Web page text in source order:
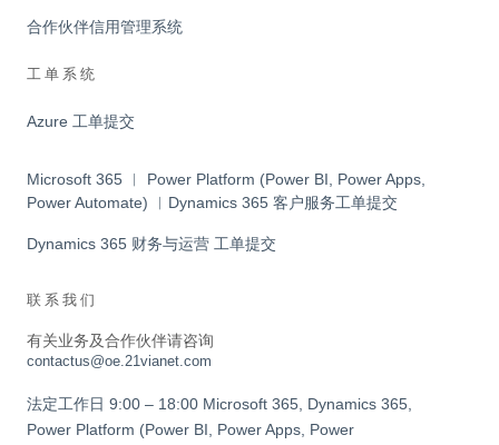
合作伙伴信用管理系统
工单系统
Azure 工单提交
Microsoft 365 ︱ Power Platform (Power BI, Power Apps,
Power Automate) ︱Dynamics 365 客户服务工单提交
Dynamics 365 财务与运营 工单提交
联系我们
有关业务及合作伙伴请咨询
contactus@oe.21vianet.com
法定工作日 9:00 – 18:00 Microsoft 365, Dynamics 365,
Power Platform (Power BI, Power Apps, Power